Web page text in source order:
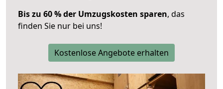
Bis zu 60 % der Umzugskosten sparen, das
finden Sie nur bei uns!
Kostenlose Angebote erhalten